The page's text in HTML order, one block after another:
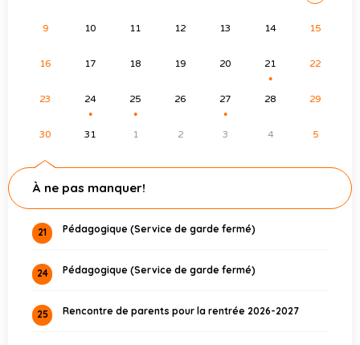
9 10 11 12 13 14 15
16 17 18 19 20 21
●
22
23 24
●
25
●
26 27
●
28 29
30 31 1 2 3 4 5
À ne pas manquer!
21 Pédagogique (Service de garde fermé)
24 Pédagogique (Service de garde fermé)
25 Rencontre de parents pour la rentrée 2026-2027